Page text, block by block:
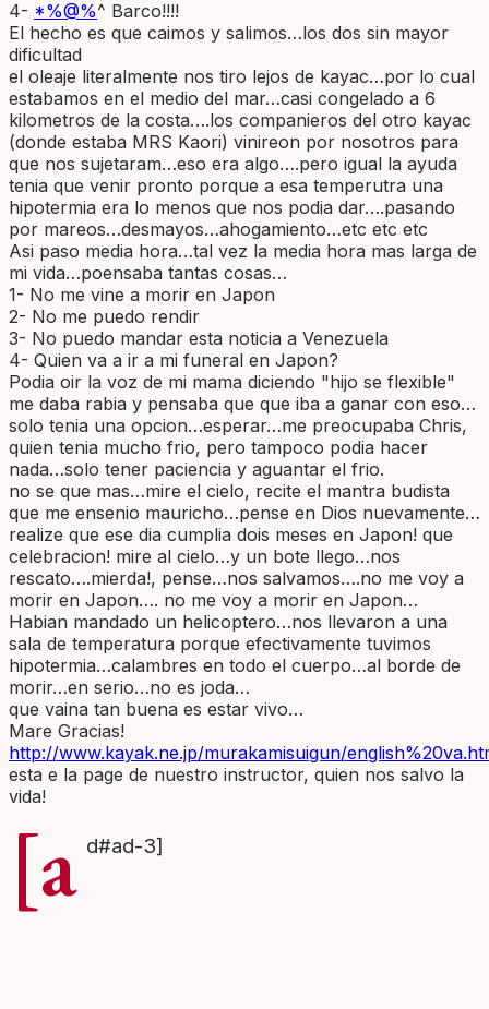
4- *%@%^ Barco!!!!
El hecho es que caimos y salimos…los dos sin mayor
dificultad
el oleaje literalmente nos tiro lejos de kayac…por lo cual
estabamos en el medio del mar…casi congelado a 6
kilometros de la costa….los companieros del otro kayac
(donde estaba MRS Kaori) vinireon por nosotros para
que nos sujetaram…eso era algo….pero igual la ayuda
tenia que venir pronto porque a esa temperutra una
hipotermia era lo menos que nos podia dar….pasando
por mareos…desmayos…ahogamiento…etc etc etc
Asi paso media hora…tal vez la media hora mas larga de
mi vida…poensaba tantas cosas…
1- No me vine a morir en Japon
2- No me puedo rendir
3- No puedo mandar esta noticia a Venezuela
4- Quien va a ir a mi funeral en Japon?
Podia oir la voz de mi mama diciendo "hijo se flexible"
me daba rabia y pensaba que que iba a ganar con eso…
solo tenia una opcion…esperar…me preocupaba Chris,
quien tenia mucho frio, pero tampoco podia hacer
nada…solo tener paciencia y aguantar el frio.
no se que mas…mire el cielo, recite el mantra budista
que me ensenio mauricho…pense en Dios nuevamente…
realize que ese dia cumplia dois meses en Japon! que
celebracion! mire al cielo…y un bote llego…nos
rescato….mierda!, pense…nos salvamos….no me voy a
morir en Japon…. no me voy a morir en Japon…
Habian mandado un helicoptero…nos llevaron a una
sala de temperatura porque efectivamente tuvimos
hipotermia…calambres en todo el cuerpo…al borde de
morir…en serio…no es joda…
que vaina tan buena es estar vivo…
Mare Gracias!
http://www.kayak.ne.jp/murakamisuigun/
esta e la page de nuestro instructor, quien nos salvo la
vida!
[a d#ad-3]